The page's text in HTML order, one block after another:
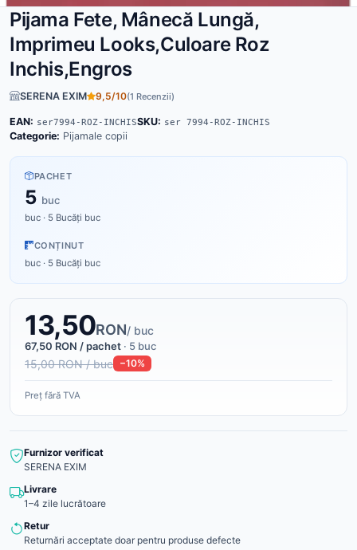
Pijama Fete, Mânecă Lungă,
Imprimeu Looks,Culoare Roz
Inchis,Engros
SERENA EXIM 9,5/10(1 Recenzii)
EAN: ser7994-ROZ-INCHISSKU: ser 7994-ROZ-INCHIS
Categorie: Pijamale copii
PACHET
5 buc
buc · 5 Bucăți buc
CONȚINUT
buc · 5 Bucăți buc
13,50RON/ buc
67,50 RON / pachet · 5 buc
15,00 RON / buc −10%
Preț fără TVA
Furnizor verificat
SERENA EXIM
Livrare
1–4 zile lucrătoare
Retur
Returnări acceptate doar pentru produse defecte